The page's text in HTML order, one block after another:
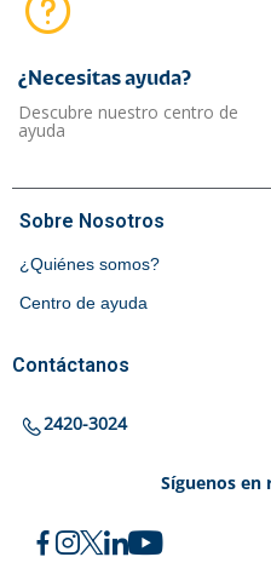
¿Necesitas ayuda?​
Descubre nuestro centro de
ayuda
Sobre Nosotros
¿Quiénes somos?
Centro de ayuda
Contáctanos
2420-3024
Síguenos en